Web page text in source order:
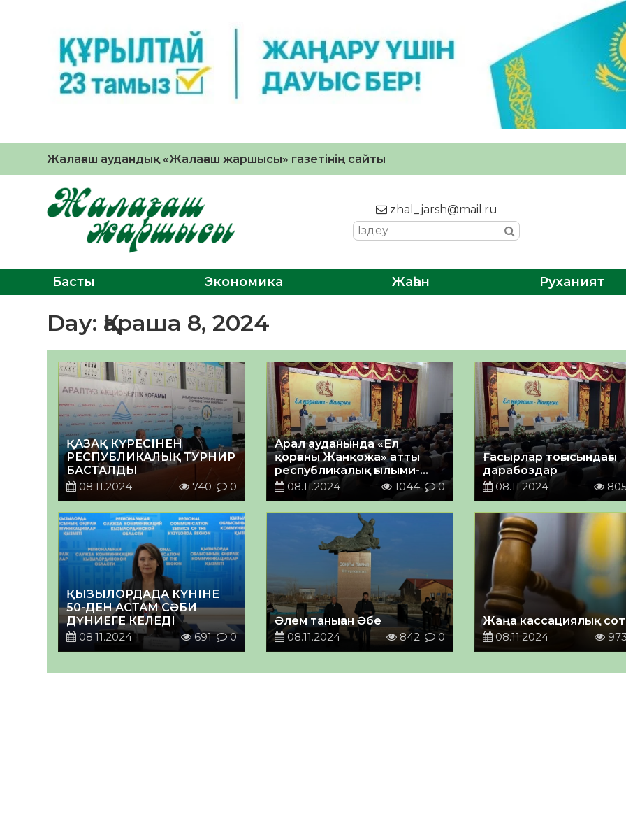
Жалағаш аудандық «Жалағаш жаршысы» газетінің сайты
zhal_jarsh@mail.ru
Басты Экономика Жаһан Руханият
Day: Қараша 8, 2024
ҚАЗАҚ КҮРЕСІНЕН
РЕСПУБЛИКАЛЫҚ ТУРНИР
БАСТАЛДЫ
08.11.2024
740 0
Арал ауданында «Ел
қорғаны Жанқожа» атты
республикалық ғылыми-
танымдық конференция
08.11.2024 1044 0
Ғасырлар тоғысындағы
дарабоздар
08.11.2024
ҚЫЗЫЛОРДАДА КҮНІНЕ
50-ДЕН АСТАМ СӘБИ
ДҮНИЕГЕ КЕЛЕДІ
08.11.2024
691 0
Әлем таныған Әбе
08.11.2024
842 0
Жаңа кассациялық сот
08.11.2024
973